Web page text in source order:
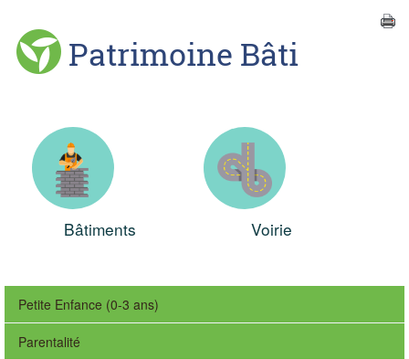
Patrimoine Bâti
Bâtiments Voirie
Petite Enfance (0-3 ans)
Parentalité